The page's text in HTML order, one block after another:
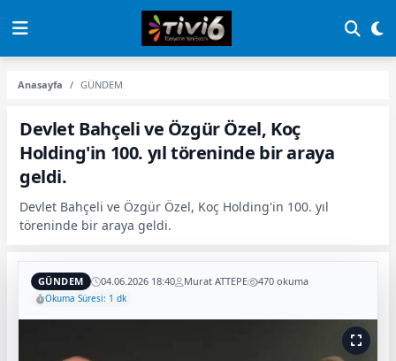
Anasayfa GÜNDEM
Devlet Bahçeli ve Özgür Özel, Koç
Holding'in 100. yıl töreninde bir araya
geldi.
Devlet Bahçeli ve Özgür Özel, Koç Holding'in 100. yıl
töreninde bir araya geldi.
GÜNDEM 04.06.2026 18:40 Murat ATTEPE 470 okuma
Okuma Süresi: 1 dk